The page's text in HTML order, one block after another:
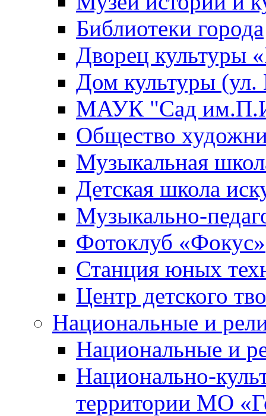
Библиотеки города
Дворец культуры
Дом культуры (ул.
МАУК "Сад
Общество
Музыкальная
Детская школа
Музыкально-
Фотоклуб «Фокус»
Станция юных
Центр детского
Национальные и
Национальные и
Национально-
территории МО